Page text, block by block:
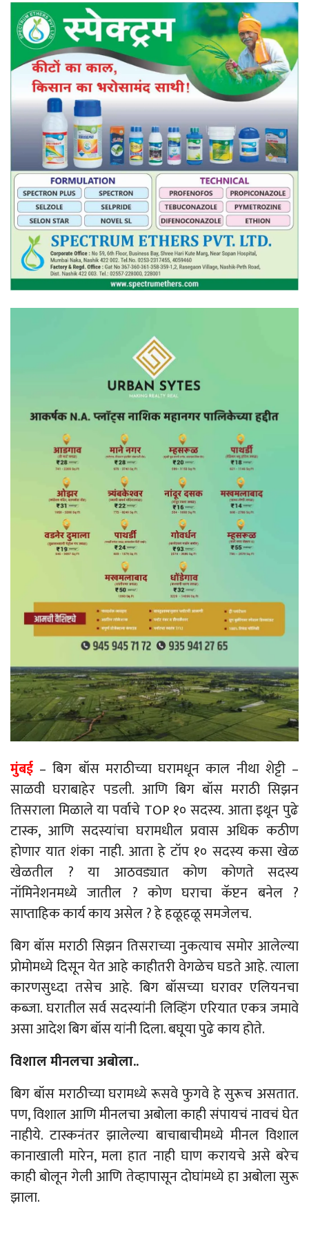
मुंबई – बिग बॉस मराठीच्या घरामधून काल नीथा शेट्टी –
साळवी घराबाहेर पडली. आणि बिग बॉस मराठी सिझन
तिसराला मिळाले या पर्वाचे TOP १० सदस्य. आता इथून पुढे
टास्क, आणि सदस्यांचा घरामधील प्रवास अधिक कठीण
होणार यात शंका नाही. आता हे टॉप १० सदस्य कसा खेळ
खेळतील ? या आठवड्यात कोण कोणते सदस्य
नॉमिनेशनमध्ये जातील ? कोण घराचा कॅप्टन बनेल ?
साप्ताहिक कार्य काय असेल ? हे हळूहळू समजेलच.
बिग बॉस मराठी सिझन तिसराच्या नुकत्याच समोर आलेल्या
प्रोमोमध्ये दिसून येत आहे काहीतरी वेगळेच घडते आहे. त्याला
कारणसुध्दा तसेच आहे. बिग बॉसच्या घरावर एलियनचा
कब्जा. घरातील सर्व सदस्यांनी लिव्हिंग एरियात एकत्र जमावे
असा आदेश बिग बॉस यांनी दिला. बघूया पुढे काय होते.
विशाल मीनलचा अबोला..
बिग बॉस मराठीच्या घरामध्ये रूसवे फुगवे हे सुरूच असतात.
पण, विशाल आणि मीनलचा अबोला काही संपायचं नावचं घेत
नाहीये. टास्कनंतर झालेल्या बाचाबाचीमध्ये मीनल विशाल
कानाखाली मारेन, मला हात नाही घाण करायचे असे बरेच
काही बोलून गेली आणि तेव्हापासून दोघांमध्ये हा अबोला सुरू
झाला.